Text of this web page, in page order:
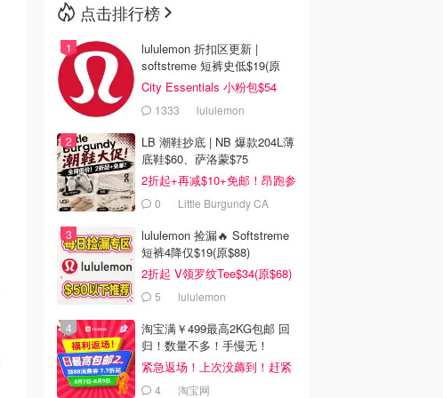
点击排行榜
lululemon 折扣区更新 |
softstreme 短裤史低$19(原
$88)
City Essentials 小粉包$54
1333 lululemon
LB 潮鞋抄底 | NB 爆款204L薄
底鞋$60、萨洛蒙$75
2折起+再减$10+免邮！昂跑参
加 0
Little Burgundy CA
lululemon 捡漏🔥 Softstreme
短裤4降仅$19(原$88)
2折起 V领罗纹Tee$34(原$68)
5 lululemon
淘宝满￥499最高2KG包邮 回
归！数量不多！手慢无！
紧急返场！上次没薅到！赶紧
冲 4 淘宝网